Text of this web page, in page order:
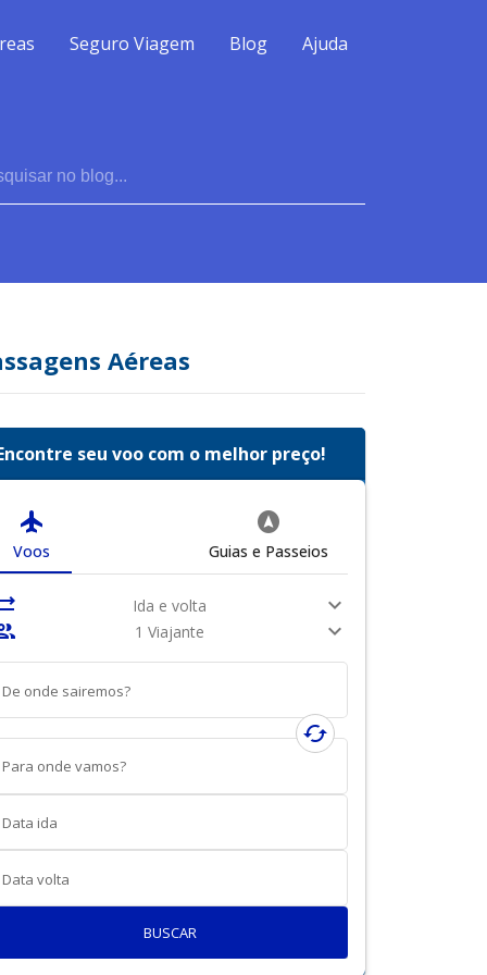
Seguro Viagem Blog Ajuda
Aéreas
seu voo com o melhor preço!
flight
Voos
assistant_navigation
Guias e Passeios
Ida e volta
expand_more
1 Viajante expand_more
De onde sairemos?
cached
Para onde vamos?
Data ida
Data volta
BUSCAR